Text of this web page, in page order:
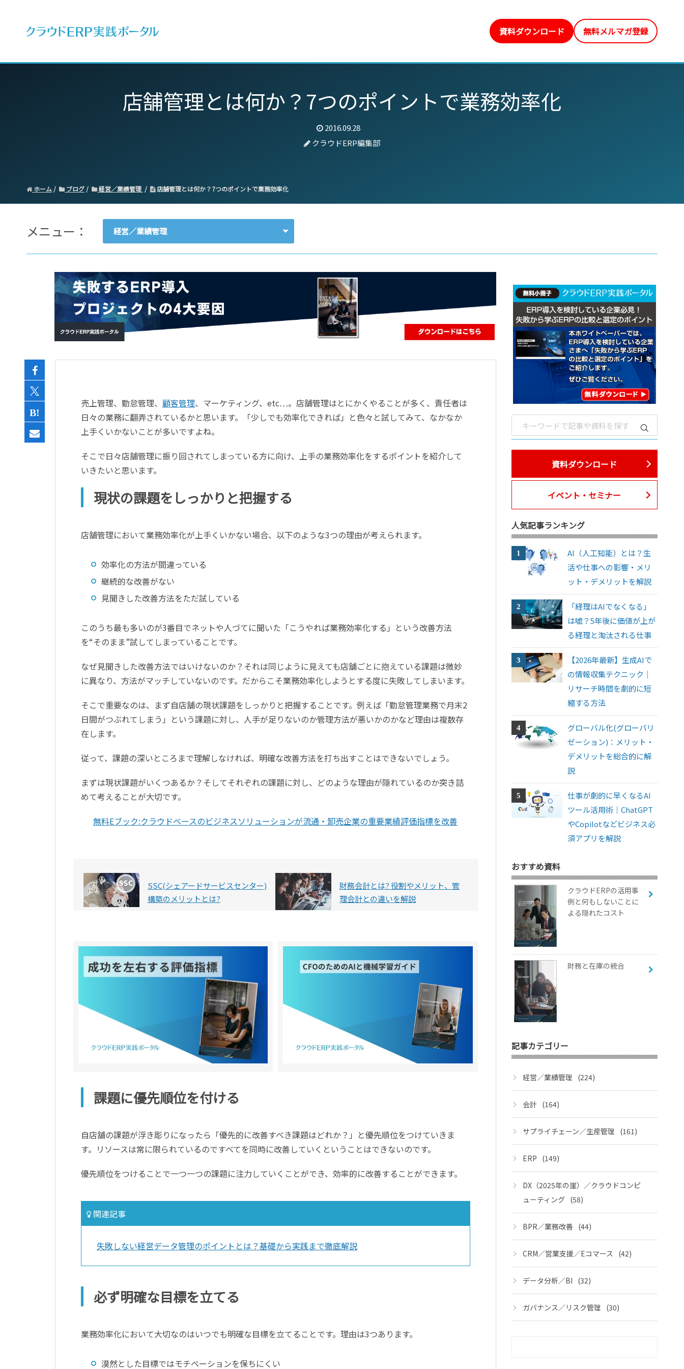
資料ダウンロード 無料メルマガ登録
店舗管理とは何か？7つのポイントで業務効率化
2016.09.28
クラウドERP編集部
ホーム ブログ 経営／業績管理 店舗管理とは何か？7つのポイントで業務効率化
メニュー： 経営／業績管理
会計
経営／業績管理
サプライチェーン／生産管理
CRM／営業支援／Eコマース
データ分析／BI
売上管理、勤怠管理、 顧客管理、マーケティング、etc…。店舗管理はとにかくやることが多く、責任者は
日々の業務に翻弄されているかと思います。「少しでも効率化できれば」と色々と試してみて、なかなか
上手くいかないことが多いですよね。
そこで日々店舗管理に振り回されてしまっている方に向け、上手の業務効率化をするポイントを紹介して
いきたいと思います。
現状の課題をしっかりと把握する
店舗管理において業務効率化が上手くいかない場合、以下のような3つの理由が考えられます。
効率化の方法が間違っている
継続的な改善がない
見聞きした改善方法をただ試している
このうち最も多いのが3番目でネットや人づてに聞いた「こうやれば業務効率化する」という改善方法
を“そのまま”試してしまっていることです。
なぜ見聞きした改善方法ではいけないのか？それは同じように見えても店舗ごとに抱えている課題は微妙
に異なり、方法がマッチしていないのです。だからこそ業務効率化しようとする度に失敗してしまいます。
そこで重要なのは、まず自店舗の現状課題をしっかりと把握することです。例えば「勤怠管理業務で月末2
日間がつぶれてしまう」という課題に対し、人手が足りないのか管理方法が悪いかのかなど理由は複数存
在します。
従って、課題の深いところまで理解しなければ、明確な改善方法を打ち出すことはできないでしょう。
まずは現状課題がいくつあるか？そしてそれぞれの課題に対し、どのような理由が隠れているのか突き詰
めて考えることが大切です。
無料Eブック:クラウドベースのビジネスソリューションが流通・卸売企業の重要業績評価指標を改善
SSC(シェアードサービスセンター)
構築のメリットとは?
財務会計とは? 役割やメリット、管
理会計との違いを解説
課題に優先順位を付ける
自店舗の課題が浮き彫りになったら「優先的に改善すべき課題はどれか？」と優先順位をつけていきま
す。リソースは常に限られているのですべてを同時に改善していくということはできないのです。
優先順位をつけることで一つ一つの課題に注力していくことができ、効率的に改善することができます。
関連記事
失敗しない経営データ管理のポイントとは？基礎から実践まで徹底解説
必ず明確な目標を立てる
業務効率化において大切なのはいつでも明確な目標を立てることです。理由は3つあります。
漠然とした目標ではモチベーションを保ちにくい
資料ダウンロード
イベント・セミナー
人気記事ランキング
AI（人工知能）とは？生
活や仕事への影響・メリ
ット・デメリットを解説
「経理はAIでなくなる」
は嘘？5年後に価値が上が
る経理と淘汰される仕事
【2026年最新】生成AIで
の情報収集テクニック｜
リサーチ時間を劇的に短
縮する方法
グローバル化(グローバリ
ゼーション)：メリット・
デメリットを総合的に解
説
仕事が劇的に早くなるAI
ツール活用術｜ChatGPT
やCopilotなどビジネス必
須アプリを解説
おすすめ資料
クラウドERPの活用事
例と何もしないことに
よる隠れたコスト
財務と在庫の統合
記事カテゴリー
経営／業績管理 (224)
会計 (164)
サプライチェーン／生産管理 (161)
ERP (149)
DX（2025年の崖）／クラウドコンピ
ューティング (58)
BPR／業務改善 (44)
CRM／営業支援／Eコマース (42)
データ分析／BI (32)
ガバナンス／リスク管理 (30)